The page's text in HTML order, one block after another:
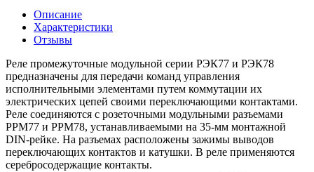
Описание
Характеристики
Отзывы
Реле промежуточные модульной серии РЭК77 и РЭК78
предназначены для передачи команд управления
исполнительными элементами путем коммутации их
электрических цепей своими переключающими контактами.
Реле соединяются с розеточными модульными разъемами
РРМ77 и РРМ78, устанавливаемыми на 35-мм монтажной
DIN-рейке. На разъемах расположены зажимы выводов
переключающих контактов и катушки. В реле применяются
серебросодержащие контакты.